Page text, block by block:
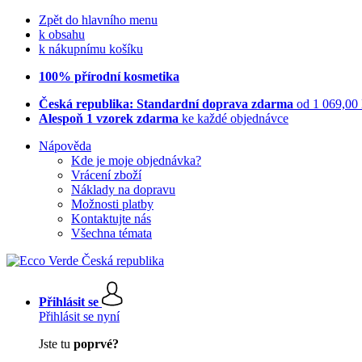
Zpět do hlavního menu
k obsahu
k nákupnímu košíku
100% přírodní kosmetika
Česká republika: Standardní doprava zdarma od 1 069,00
Alespoň 1 vzorek zdarma ke každé objednávce
Nápověda
Kde je moje objednávka?
Vrácení zboží
Náklady na dopravu
Možnosti platby
Kontaktujte nás
Všechna témata
Přihlásit se
Přihlásit se nyní
Jste tu poprvé?